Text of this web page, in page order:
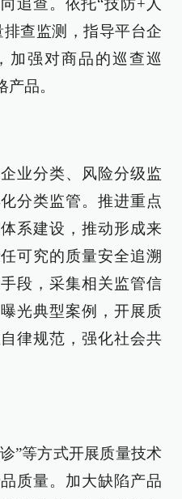
追查。依托“技防+人
查监测，指导平台企
加强对商品的巡查巡
品。
业分类、风险分级监
分类监管。推进重点
系建设，推动形成来
可究的质量安全追溯
段，采集相关监管信
光典型案例，开展质
律规范，强化社会共
”等方式开展质量技术
质量。加大缺陷产品